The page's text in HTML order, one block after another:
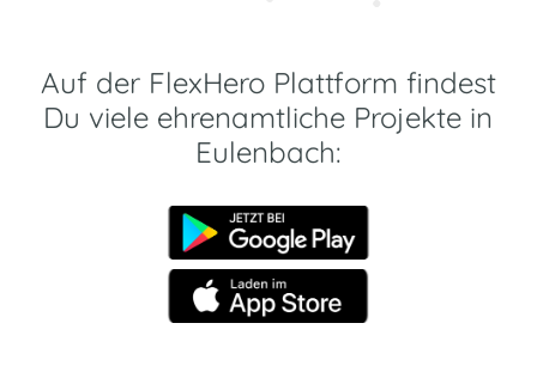
Auf der FlexHero Plattform findest
Du viele ehrenamtliche Projekte in
Eulenbach: